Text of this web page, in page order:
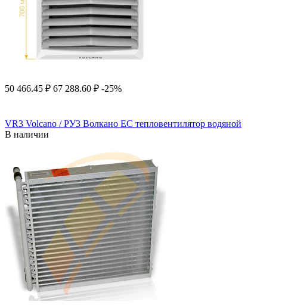
50 466.45 ₽ 67 288.60 ₽ -25%
VR3 Volcano / РУ3 Волкано EC тепловентилятор водяной
В наличии